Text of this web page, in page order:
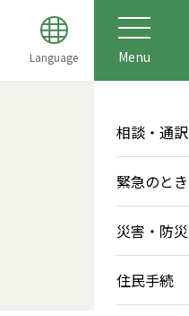
Language Menu
相談・通訳
緊急のとき
災害・防災
住民手続